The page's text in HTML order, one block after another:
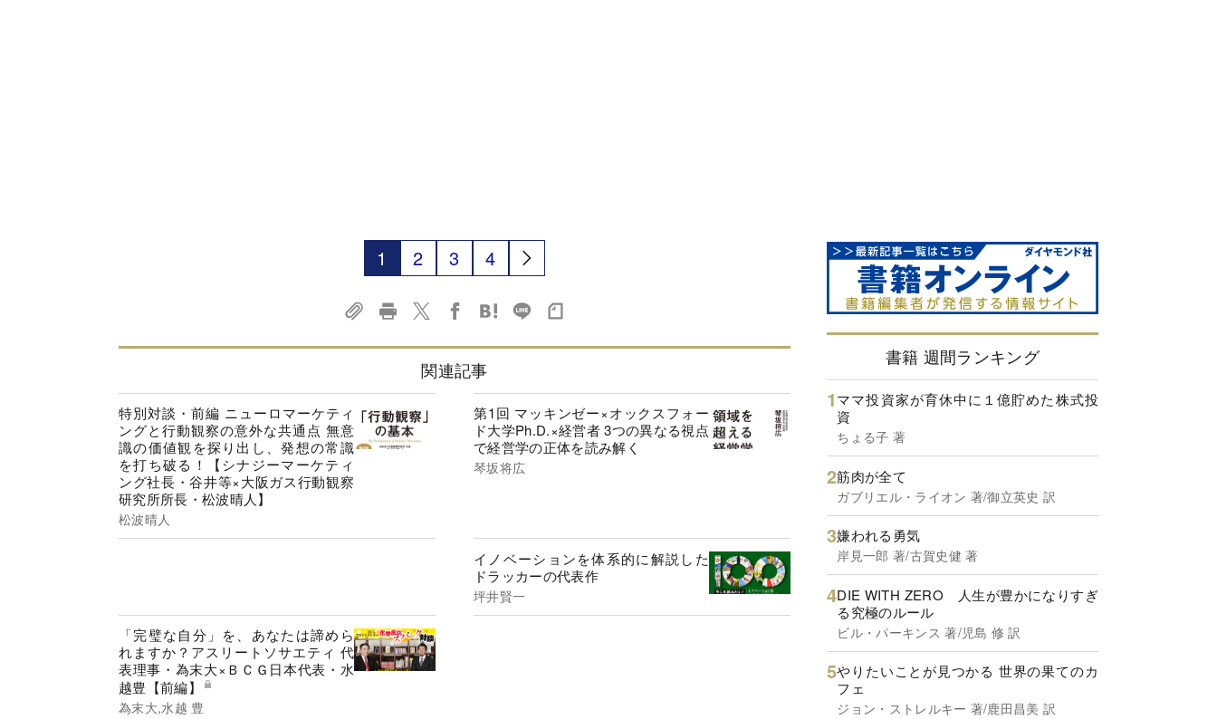
1 2 3 4
関連記事
特別対談・前編 ニューロマーケティ
ングと行動観察の意外な共通点 無意
識の価値観を探り出し、発想の常識
を打ち破る！【シナジーマーケティ
ング社長・谷井等×大阪ガス行動観察
研究所所長・松波晴人】
松波晴人
第1回 マッキンゼー×オックスフォー
ド大学Ph.D.×経営者 3つの異なる視点
で経営学の正体を読み解く
琴坂将広
イノベーションを体系的に解説した
ドラッカーの代表作
坪井賢一
「完璧な自分」を、あなたは諦めら
れますか？アスリートソサエティ 代
表理事・為末大×ＢＣＧ日本代表・水
越豊【前編】
為末大,水越 豊
書籍 週間ランキング
ママ投資家が育休中に１億貯めた株式投
資
ちょる子 著
筋肉が全て
ガブリエル・ライオン 著/御立英史 訳
嫌われる勇気
岸見一郎 著/古賀史健 著
DIE WITH ZERO 人生が豊かになりすぎ
る究極のルール
ビル・パーキンス 著/児島 修 訳
やりたいことが見つかる 世界の果てのカ
フェ
ジョン・ストレルキー 著/鹿田昌美 訳